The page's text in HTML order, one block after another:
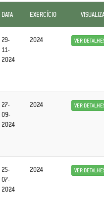
DATA EXERCÍCIO
29-
11-
2024
2024 VER
27-
09-
2024
2024 VER
25-
07-
2024
2024 VER